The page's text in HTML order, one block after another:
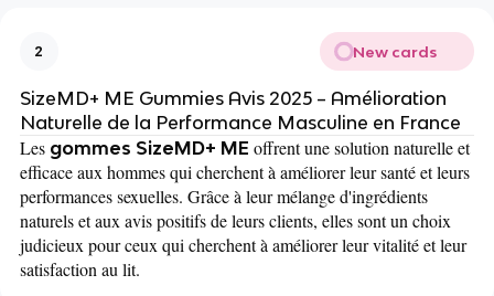
2 New cards
SizeMD+ ME Gummies Avis 2025 – Amélioration
Naturelle de la Performance Masculine en France
Les gommes SizeMD+ ME offrent une solution naturelle et
efficace aux hommes qui cherchent à améliorer leur santé et leurs
performances sexuelles. Grâce à leur mélange d'ingrédients
naturels et aux avis positifs de leurs clients, elles sont un choix
judicieux pour ceux qui cherchent à améliorer leur vitalité et leur
satisfaction au lit.